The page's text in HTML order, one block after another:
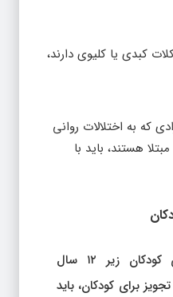
کبدی یا کلیوی دارند،
که به اختلالات روانی
هستند، باید با
نورتریپتیلین معمولاً برای کودکان زیر ۱۲ سال
برای کودکان، باید